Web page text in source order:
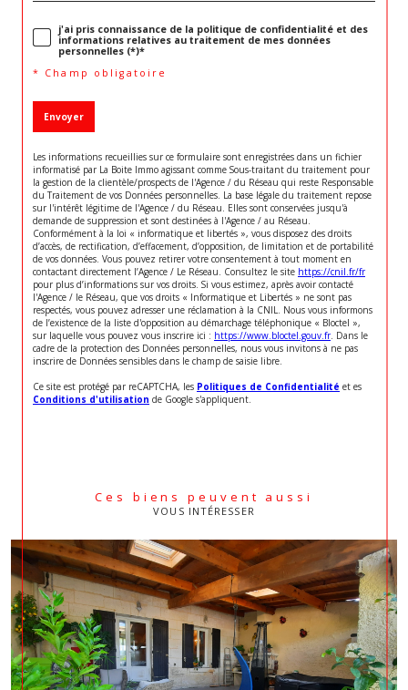
j'ai pris connaissance de la politique de confidentialité et des
informations relatives au traitement de mes données
personnelles (*)*
* Champ obligatoire
Envoyer
Les informations recueillies sur ce formulaire sont enregistrées dans un fichier
informatisé par La Boite Immo agissant comme Sous-traitant du traitement pour
la gestion de la clientèle/prospects de l'Agence / du Réseau qui reste Responsable
du Traitement de vos Données personnelles. La base légale du traitement repose
sur l'intérêt légitime de l'Agence / du Réseau. Elles sont conservées jusqu'à
demande de suppression et sont destinées à l'Agence / au Réseau.
Conformément à la loi « informatique et libertés », vous disposez des droits
d’accès, de rectification, d’effacement, d’opposition, de limitation et de portabilité
de vos données. Vous pouvez retirer votre consentement à tout moment en
contactant directement l’Agence / Le Réseau. Consultez le site https://cnil.fr/fr
pour plus d’informations sur vos droits. Si vous estimez, après avoir contacté
l'Agence / le Réseau, que vos droits « Informatique et Libertés » ne sont pas
respectés, vous pouvez adresser une réclamation à la CNIL. Nous vous informons
de l’existence de la liste d'opposition au démarchage téléphonique « Bloctel »,
sur laquelle vous pouvez vous inscrire ici : https://www.bloctel.gouv.fr. Dans le
cadre de la protection des Données personnelles, nous vous invitons à ne pas
inscrire de Données sensibles dans le champ de saisie libre.
Ce site est protégé par reCAPTCHA, les Politiques de Confidentialité et es
Conditions d'utilisation de Google s'appliquent.
Ces biens peuvent aussi
VOUS INTÉRESSER